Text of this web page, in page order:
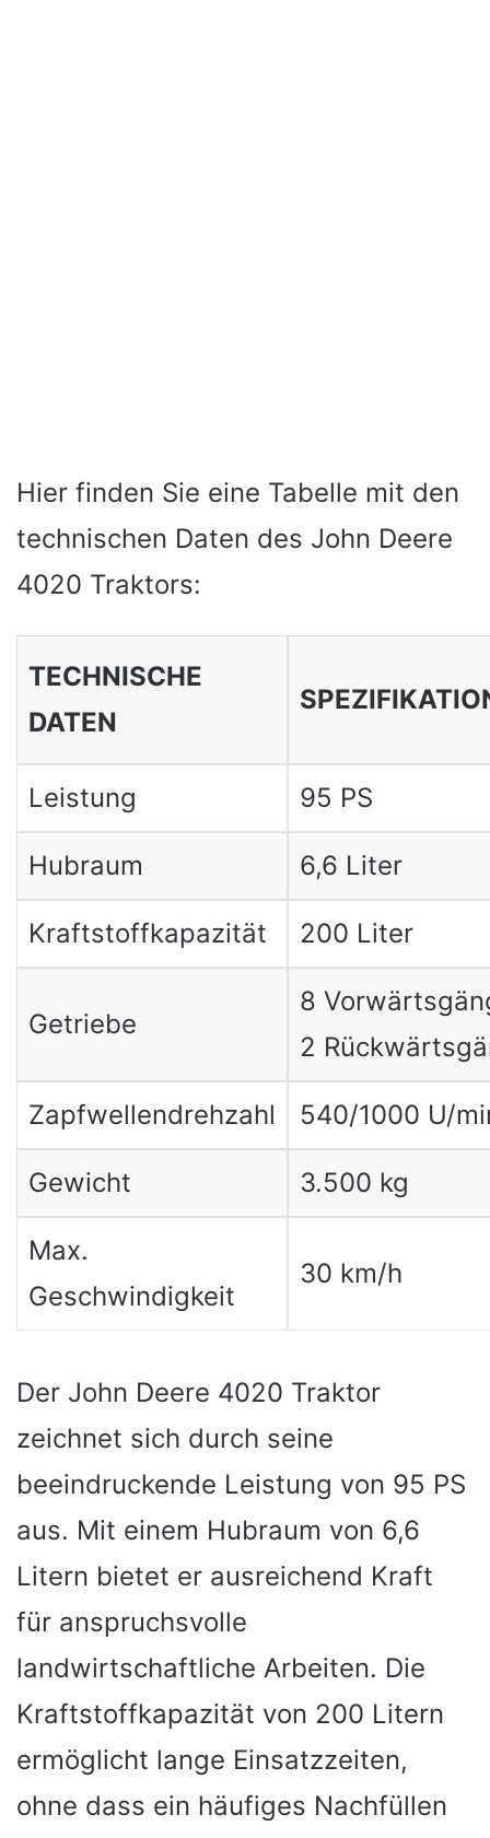
Hier finden Sie eine Tabelle mit den
technischen Daten des John Deere
4020 Traktors:
TECHNISCHE
DATEN
Leistung 95 PS
Hubraum 6,6 Liter
Kraftstoffkapazität 200 Liter
Getriebe
8
2
Zapfwellendrehzahl 540/1000 U/
Gewicht 3.500 kg
Max.
Geschwindigkeit
30 km/h
Der John Deere 4020 Traktor
zeichnet sich durch seine
beeindruckende Leistung von 95 PS
aus. Mit einem Hubraum von 6,6
Litern bietet er ausreichend Kraft
für anspruchsvolle
landwirtschaftliche Arbeiten. Die
Kraftstoffkapazität von 200 Litern
ermöglicht lange Einsatzzeiten,
ohne dass ein häufiges Nachfüllen